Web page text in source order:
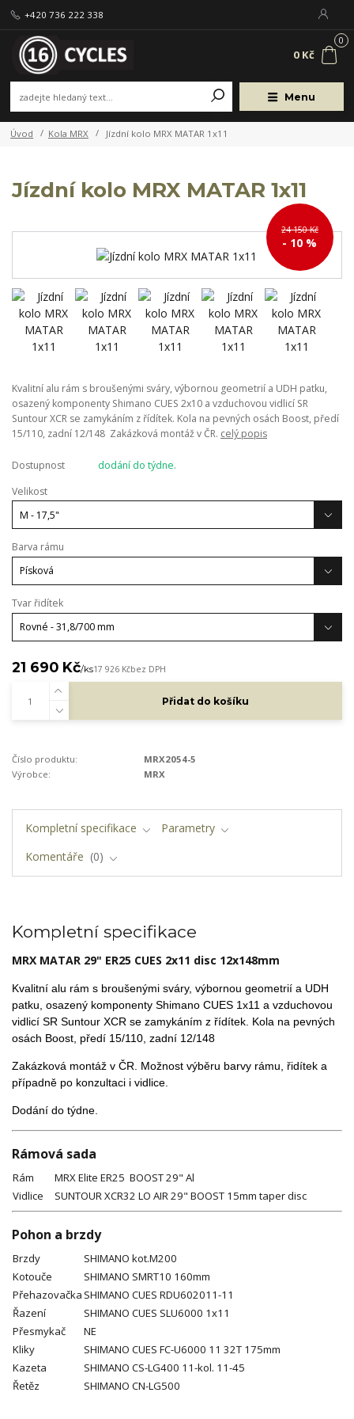
Menu
+420 736 222 338
0
0 Kč
Úvod Kola MRX Jízdní kolo MRX MATAR 1x11
Jízdní kolo MRX MATAR 1x11
24 150 Kč
- 10 %
Kvalitní alu rám s broušenými sváry, výbornou geometrií a UDH patku,
osazený komponenty Shimano CUES 2x10 a vzduchovou vidlicí SR
Suntour XCR se zamykáním z řídítek. Kola na pevných osách Boost, předí
15/110, zadní 12/148 Zakázková montáž v ČR. celý popis
Dostupnost
dodání do týdne.
Velikost
Barva rámu
Tvar řidítek
21 690 Kč/ks17 926 Kčbez DPH
Přidat do košíku
Číslo produktu:
MRX2054-5
Výrobce:
MRX
Kompletní specifikace
Parametry
Komentáře
0
Kompletní specifikace
MRX MATAR 29" ER25 CUES 2x11 disc 12x148mm
Kvalitní alu rám s broušenými sváry, výbornou geometrií a UDH
patku, osazený komponenty Shimano CUES 1x11 a vzduchovou
vidlicí SR Suntour XCR se zamykáním z řídítek. Kola na pevných
osách Boost, předí 15/110, zadní 12/148
Zakázková montáž v ČR. Možnost výběru barvy rámu, řidítek a
případně po konzultaci i vidlice.
Dodání do týdne.
Rámová sada
Rám
MRX Elite ER25 BOOST 29" Al
Vidlice
SUNTOUR XCR32 LO AIR 29" BOOST 15mm taper disc
Pohon a brzdy
Brzdy
SHIMANO kot.M200
Kotouče
SHIMANO SMRT10 160mm
Přehazovačka SHIMANO CUES RDU602011-11
Řazení
SHIMANO CUES SLU6000 1x11
Přesmykač
NE
Kliky
SHIMANO CUES FC-U6000 11 32T 175mm
Kazeta
SHIMANO CS-LG400 11-kol. 11-45
Řetěz
SHIMANO CN-LG500